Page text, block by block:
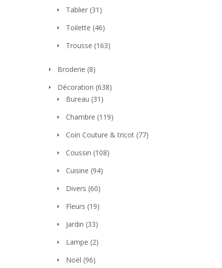
Tablier (31)
Toilette (46)
Trousse (163)
Broderie (8)
Décoration (638)
Bureau (31)
Chambre (119)
Coin Couture & tricot (77)
Coussin (108)
Cuisine (94)
Divers (60)
Fleurs (19)
Jardin (33)
Lampe (2)
Noël (96)